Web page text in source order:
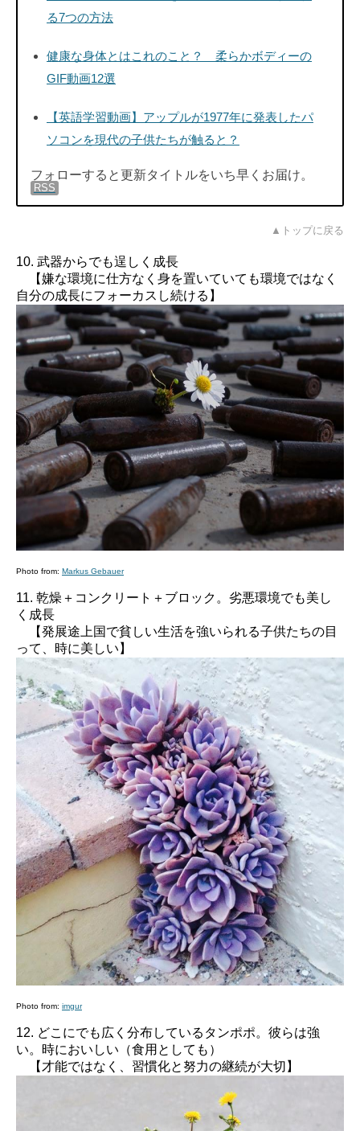
る7つの方法
健康な身体とはこれのこと？ 柔らかボディーの
GIF動画12選
【英語学習動画】アップルが1977年に発表したパ
ソコンを現代の子供たちが触ると？
フォローすると更新タイトルをいち早くお届け。
RSS
▲トップに戻る
10. 武器からでも逞しく成長
【嫌な環境に仕方なく身を置いていても環境ではなく
自分の成長にフォーカスし続ける】
Photo from: Markus Gebauer
11. 乾燥＋コンクリート＋ブロック。劣悪環境でも美し
く成長
【発展途上国で貧しい生活を強いられる子供たちの目
って、時に美しい】
Photo from: imgur
12. どこにでも広く分布しているタンポポ。彼らは強
い。時においしい（食用としても）
【才能ではなく、習慣化と努力の継続が大切】